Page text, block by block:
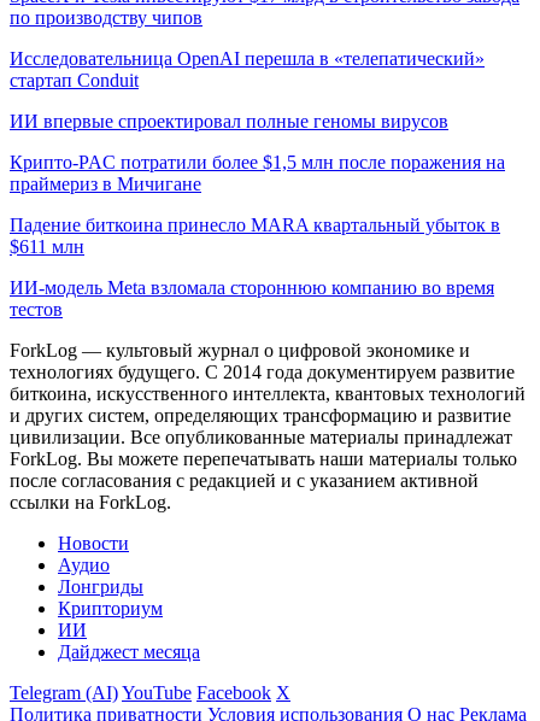
по производству чипов
Исследовательница OpenAI перешла в «телепатический»
стартап Conduit
ИИ впервые спроектировал полные геномы вирусов
Крипто-PAC потратили более $1,5 млн после поражения на
праймериз в Мичигане
Падение биткоина принесло MARA квартальный убыток в
$611 млн
ИИ-модель Meta взломала стороннюю компанию во время
тестов
ForkLog — культовый журнал о цифровой экономике и
технологиях будущего. С 2014 года документируем развитие
биткоина, искусственного интеллекта, квантовых технологий
и других систем, определяющих трансформацию и развитие
цивилизации. Все опубликованные материалы принадлежат
ForkLog. Вы можете перепечатывать наши материалы только
после согласования с редакцией и с указанием активной
ссылки на ForkLog.
Новости
Аудио
Лонгриды
Крипториум
ИИ
Дайджест месяца
Telegram (AI)YouTube Facebook X
Политика приватности Условия использования О нас Реклама